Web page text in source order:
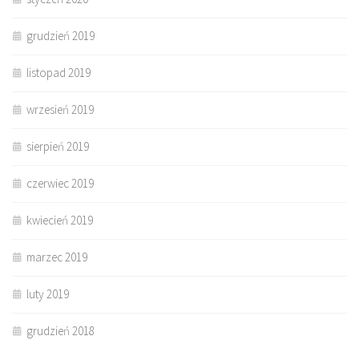
grudzień 2019
listopad 2019
wrzesień 2019
sierpień 2019
czerwiec 2019
kwiecień 2019
marzec 2019
luty 2019
grudzień 2018